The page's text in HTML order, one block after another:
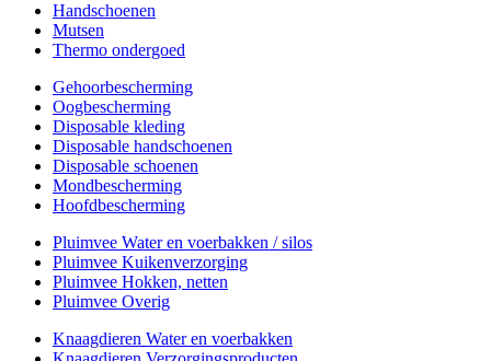
Handschoenen
Mutsen
Thermo ondergoed
Gehoorbescherming
Oogbescherming
Disposable kleding
Disposable handschoenen
Disposable schoenen
Mondbescherming
Hoofdbescherming
Pluimvee Water en voerbakken / silos
Pluimvee Kuikenverzorging
Pluimvee Hokken, netten
Pluimvee Overig
Knaagdieren Water en voerbakken